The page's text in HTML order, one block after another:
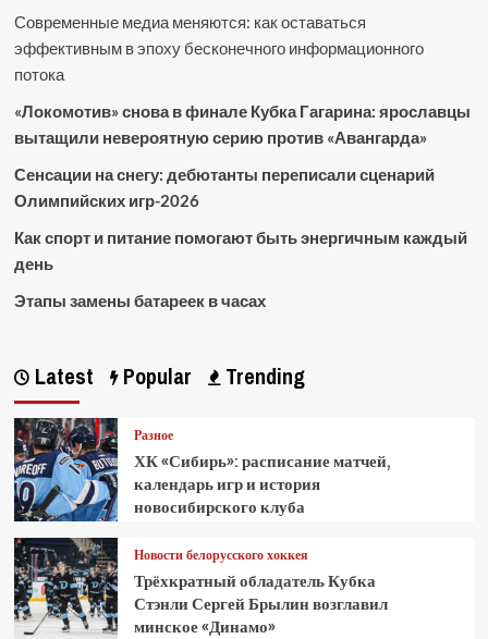
Современные медиа меняются: как оставаться
эффективным в эпоху бесконечного информационного
потока
«Локомотив» снова в финале Кубка Гагарина: ярославцы
вытащили невероятную серию против «Авангарда»
Сенсации на снегу: дебютанты переписали сценарий
Олимпийских игр-2026
Как спорт и питание помогают быть энергичным каждый
день
Этапы замены батареек в часах
Latest Popular Trending
Разное
ХК «Сибирь»: расписание матчей,
календарь игр и история
новосибирского клуба
Новости белорусского хоккея
Трёхкратный обладатель Кубка
Стэнли Сергей Брылин возглавил
минское «Динамо»